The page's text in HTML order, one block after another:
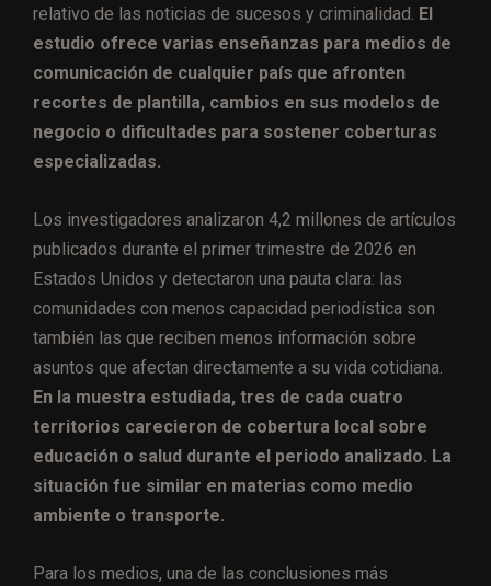
relativo de las noticias de sucesos y criminalidad. El
estudio ofrece varias enseñanzas para medios de
comunicación de cualquier país que afronten
recortes de plantilla, cambios en sus modelos de
negocio o dificultades para sostener coberturas
especializadas.
Los investigadores analizaron 4,2 millones de artículos
publicados durante el primer trimestre de 2026 en
Estados Unidos y detectaron una pauta clara: las
comunidades con menos capacidad periodística son
también las que reciben menos información sobre
asuntos que afectan directamente a su vida cotidiana.
En la muestra estudiada, tres de cada cuatro
territorios carecieron de cobertura local sobre
educación o salud durante el periodo analizado. La
situación fue similar en materias como medio
ambiente o transporte.
Para los medios, una de las conclusiones más